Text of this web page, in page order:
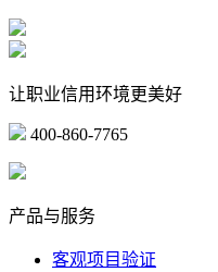
让职业信用环境更美好
400-860-7765
产品与服务
客观项目验证